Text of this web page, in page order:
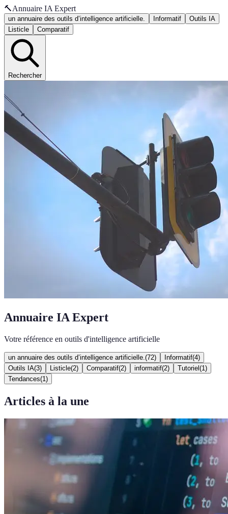
🔨Annuaire IA Expert
un annuaire des outils d’intelligence artificielle. Informatif
Outils IA
Listicle
Comparatif
Rechercher
Annuaire IA Expert
Votre référence en outils d'intelligence artificielle
un annuaire des outils d’intelligence artificielle. (72) Informatif(4)
Outils IA(3) Listicle(2) Comparatif(2) informatif(2) Tutoriel (1 )
Tendances(1 )
Articles à la une